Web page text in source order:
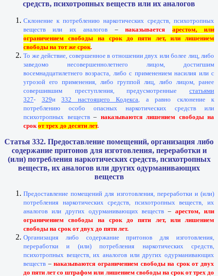
средств, психотропных веществ или их аналогов
Склонение к потреблению наркотических средств, психотропных
веществ или их аналогов –наказывается арестом, или
ограничением свободы на срок до пяти лет, или лишением
свободы на тот же срок.
То же действие, совершенное в отношении двух или более лиц, либо
заведомо несовершеннолетнего лицом, достигшим
восемнадцатилетнего возраста, либо с применением насилия или с
угрозой его применения, либо группой лиц, либо лицом, ранее
совершившим преступления, предусмотренные статьями
327- 329и 332 настоящего Кодекса , а равно склонение к
потреблению особо опасных наркотических средств или
психотропных веществ– наказываются лишением свободы на
срок от трех до десяти лет.
Статья 332. Предоставление помещений, организация либо
содержание притонов для изготовления, переработки и
(или) потребления наркотических средств, психотропных
веществ, их аналогов или других одурманивающих
веществ
Предоставление помещений для изготовления, переработки и (или)
потребления наркотических средств, психотропных веществ, их
аналогов или других одурманивающих веществ –арестом, или
ограничением свободы на срок до пяти лет, или лишением
свободы на срок от двух до пяти лет.
Организация либо содержание притонов для изготовления,
переработки и (или) потребления наркотических средств,
психотропных веществ, их аналогов или других одурманивающих
веществ –наказываются ограничением свободы на срок от двух
до пяти лет со штрафом или лишением свободы на срок от трех до